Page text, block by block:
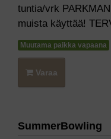
tuntia/vrk
muista käyttää!
Muutama paikka vapaana
Varaa
SummerBowling